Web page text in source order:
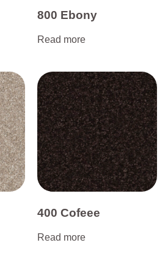
800 Ebony
Read more
400 Cofeee
Read more